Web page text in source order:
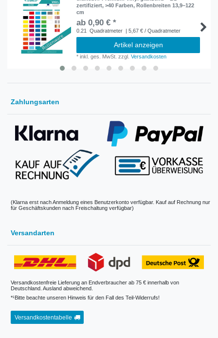
zertifiziert, >40 Farben, Rollenbreiten 13,9–122
cm
ab 0,90 € *
0.21 Quadratmeter | 5,67 € / Quadratmeter
Artikel anzeigen
*inkl. ges. MwSt. zzgl.Versandkosten
Zahlungsarten
(Klarna erst nach Anmeldung eines Benutzerkonto verfügbar. Kauf auf Rechnung nur
für Geschäftskunden nach Freischaltung verfügbar)
Versandarten
Versandkostenfreie Lieferung an Endverbraucher ab 75 € innerhalb von
Deutschland. Ausland abweichend.
*¹Bitte beachte unseren Hinweis für den Fall des Teil-Widerrufs!
Versandkostentabelle